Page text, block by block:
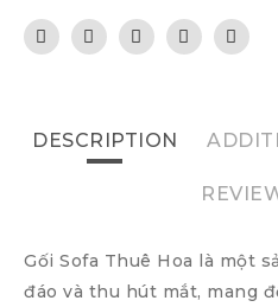
DESCRIPTION
Gối Sofa Thuê Hoa là một
đáo và thu hút mắt, mang